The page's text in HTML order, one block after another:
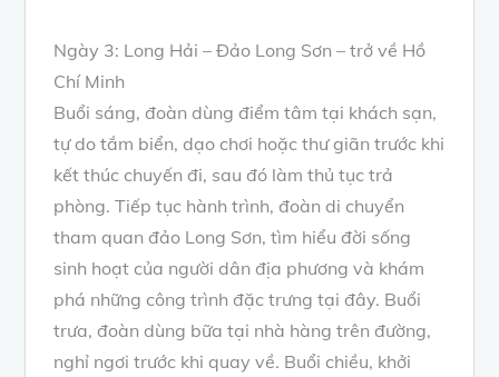
Ngày 3: Long Hải – Đảo Long Sơn – trở về Hồ
Chí Minh
Buổi sáng, đoàn dùng điểm tâm tại khách sạn,
tự do tắm biển, dạo chơi hoặc thư giãn trước khi
kết thúc chuyến đi, sau đó làm thủ tục trả
phòng. Tiếp tục hành trình, đoàn di chuyển
tham quan đảo Long Sơn, tìm hiểu đời sống
sinh hoạt của người dân địa phương và khám
phá những công trình đặc trưng tại đây. Buổi
trưa, đoàn dùng bữa tại nhà hàng trên đường,
nghỉ ngơi trước khi quay về. Buổi chiều, khởi